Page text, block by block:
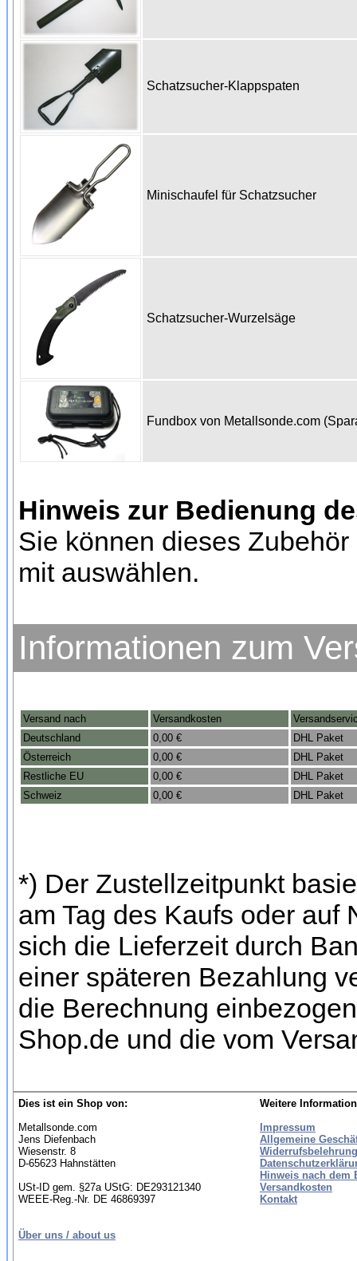
Schatzsucher-Klappspaten
Minischaufel für Schatzsucher
Schatzsucher-Wurzelsäge
Fundbox von Metallsonde.com
Hinweis zur Bedienung
Sie können dieses
mit auswählen.
Informationen zum
Versand nach Versandkosten
Deutschland
0,00 €
DHL Paket
Österreich
0,00 €
DHL Paket
Restliche EU
0,00 €
DHL Paket
Schweiz
0,00 € DHL Paket
*) Der Zustellzeitpunkt
am Tag des Kaufs oder
sich die Lieferzeit durch
einer späteren Bezahlung
die Berechnung
Shop.de und die vom
Dies ist ein Shop von:
Metallsonde.com
Jens Diefenbach
Wiesenstr. 8
D-65623 Hahnstätten
USt-ID gem. §27a UStG: DE293121340
WEEE-Reg.-Nr. DE 46869397
Über uns / about us
Weitere
Impressum
Allgemeine
Hinweis nach dem
Versandkosten
Kontakt